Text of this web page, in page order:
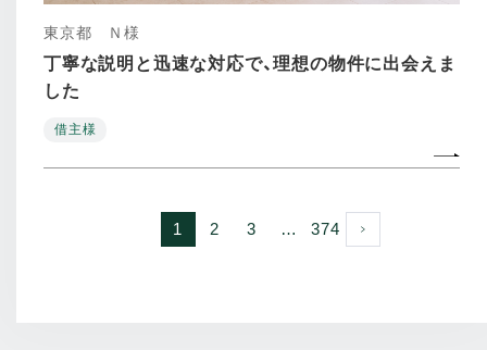
東京都 Ｎ様
丁寧な説明と迅速な対応で、理想の物件に出会えま
した
借主様
1 2 3 … 374